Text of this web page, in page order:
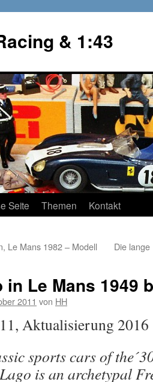
& 1:43
Seite Themen Kontakt
Le Mans 1982 – Modell
Die
in Le Mans 1949
2011 von HH
Aktualisierung 2016
sports cars of
is an archetypal